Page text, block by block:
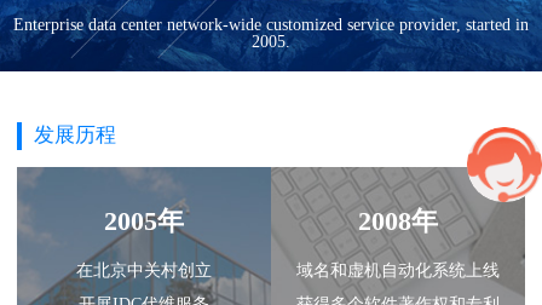
Enterprise data center network-wide customized service provider, started in
2005.
发展历程
2005年
在北京中关村创立
2008年
域名和虚机自动化系统上线